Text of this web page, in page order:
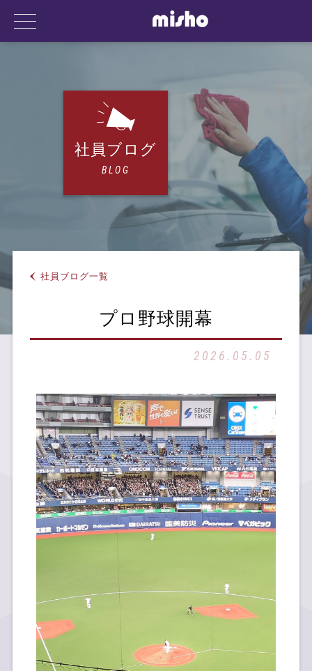
事業内容
お知らせ
社員ブログ
社員ブログ
BLOG
社員ブログ一覧
プロ野球開幕
2026.05.05